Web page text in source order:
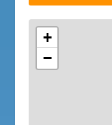
+
−